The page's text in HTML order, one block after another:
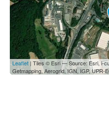
Leaflet | Tiles © Esri — Source: Esri, i-
Getmapping, Aerogrid, IGN, IGP, UPR-